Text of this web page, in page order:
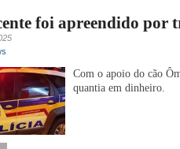
foi apreendido por
Com o apoio do cão
quantia em dinheiro.